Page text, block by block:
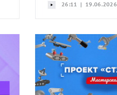
26:11 | 19.06.2026